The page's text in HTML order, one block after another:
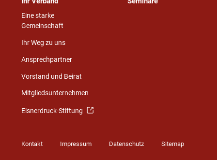
Eine starke
Gemeinschaft
Ihr Weg zu uns
Ansprechpartner
Vorstand und Beirat
Mitgliedsunternehmen
Elsnerdruck-Stiftung
Kontakt Impressum Datenschutz Sitemap